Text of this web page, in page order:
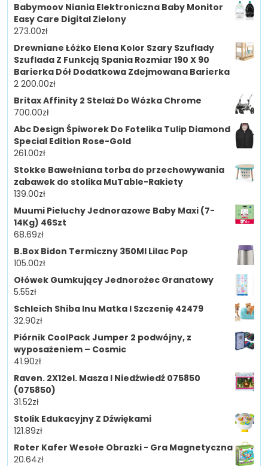
Babymoov Niania Elektroniczna Baby Monitor
Easy Care Digital Zielony
273.00zł
Drewniane Łóżko Elena Kolor Szary Szuflady
Szuflada Z Funkcją Spania Rozmiar 190 X 90
Barierka Dół Dodatkowa Zdejmowana Barierka
2 200.00zł
Britax Affinity 2 Stelaż Do Wózka Chrome
700.00zł
Abc Design Śpiworek Do Fotelika Tulip Diamond
Special Edition Rose-Gold
261.00zł
Stokke Bawełniana torba do przechowywania
zabawek do stolika MuTable-Rakiety
139.00zł
Muumi Pieluchy Jednorazowe Baby Maxi (7-
14Kg) 46Szt
68.69zł
B.Box Bidon Termiczny 350Ml Lilac Pop
105.00zł
Ołówek Gumkujący Jednorożec Granatowy
5.55zł
Schleich Shiba Inu Matka I Szczenię 42479
32.90zł
Piórnik CoolPack Jumper 2 podwójny, z
wyposażeniem – Cosmic
41.90zł
Raven. 2X12el. Masza I Niedźwiedź 075850
(075850)
31.52zł
Stolik Edukacyjny Z Dźwiękami
121.89zł
Roter Kafer Wesołe Obrazki - Gra Magnetyczna
20.64zł